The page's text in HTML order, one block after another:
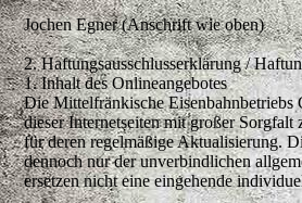
Jochen Egner (Anschrift wie oben)
2. Haftungsausschlusserklärung /
1. Inhalt des Onlineangebotes
Die Mittelfränkische Eisenbahnbetriebs
dieser Internetseiten mit großer Sorgfalt
für deren regelmäßige Aktualisierung.
dennoch nur der unverbindlichen
ersetzen nicht eine eingehende